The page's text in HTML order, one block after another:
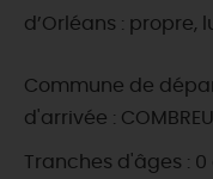
d’Orléans : propre,
Commune de
d'arrivée :
Tranches d'âges : 0